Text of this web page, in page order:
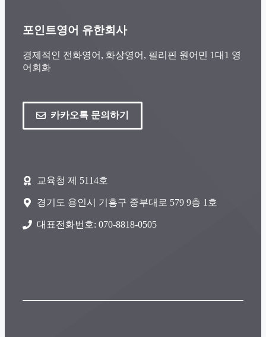
포인트영어 유한회사
경제적인 전화영어, 화상영어, 필리핀 원어민 1대1 영
어회화
카카오톡 문의하기
교육청 제 5114호
경기도 용인시 기흥구 중부대로 579 9층 1호
대표전화번호: 070-8818-0505